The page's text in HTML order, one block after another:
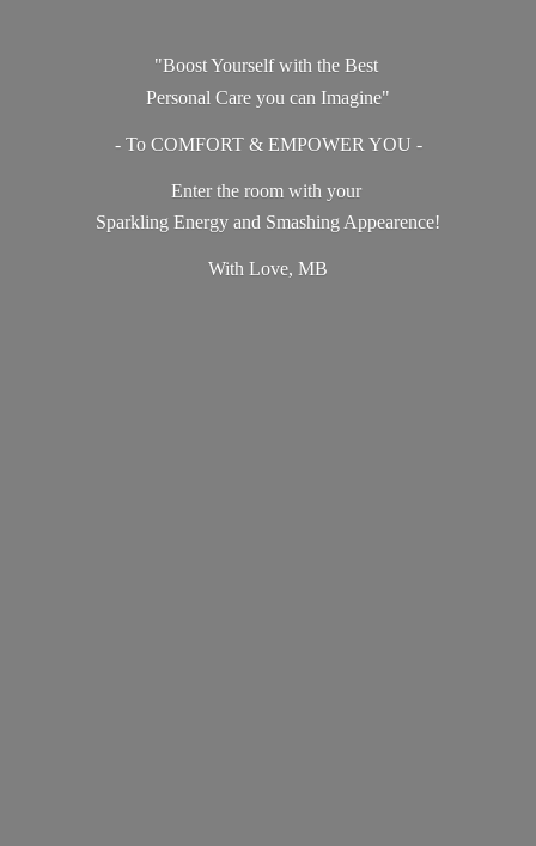
"Boost Yourself with the Best
Personal Care you can Imagine"
- To COMFORT & EMPOWER YOU -
Enter the room with your
Sparkling Energy and Smashing Appearence!
With Love, MB